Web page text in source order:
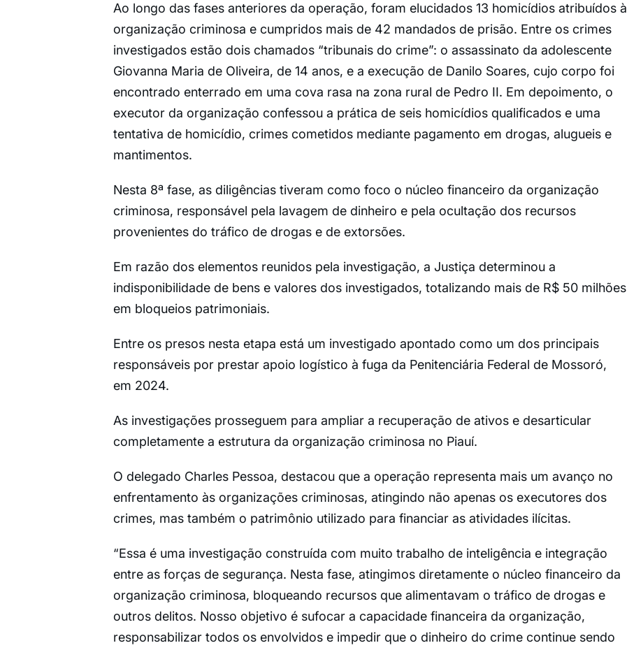
Ao longo das fases anteriores da operação, foram elucidados 13 homicídios atribuídos à
organização criminosa e cumpridos mais de 42 mandados de prisão. Entre os crimes
investigados estão dois chamados “tribunais do crime”: o assassinato da adolescente
Giovanna Maria de Oliveira, de 14 anos, e a execução de Danilo Soares, cujo corpo foi
encontrado enterrado em uma cova rasa na zona rural de Pedro II. Em depoimento, o
executor da organização confessou a prática de seis homicídios qualificados e uma
tentativa de homicídio, crimes cometidos mediante pagamento em drogas, alugueis e
mantimentos.
Nesta 8ª fase, as diligências tiveram como foco o núcleo financeiro da organização
criminosa, responsável pela lavagem de dinheiro e pela ocultação dos recursos
provenientes do tráfico de drogas e de extorsões.
Em razão dos elementos reunidos pela investigação, a Justiça determinou a
indisponibilidade de bens e valores dos investigados, totalizando mais de R$ 50 milhões
em bloqueios patrimoniais.
Entre os presos nesta etapa está um investigado apontado como um dos principais
responsáveis por prestar apoio logístico à fuga da Penitenciária Federal de Mossoró,
em 2024.
As investigações prosseguem para ampliar a recuperação de ativos e desarticular
completamente a estrutura da organização criminosa no Piauí.
O delegado Charles Pessoa, destacou que a operação representa mais um avanço no
enfrentamento às organizações criminosas, atingindo não apenas os executores dos
crimes, mas também o patrimônio utilizado para financiar as atividades ilícitas.
“Essa é uma investigação construída com muito trabalho de inteligência e integração
entre as forças de segurança. Nesta fase, atingimos diretamente o núcleo financeiro da
organização criminosa, bloqueando recursos que alimentavam o tráfico de drogas e
outros delitos. Nosso objetivo é sufocar a capacidade financeira da organização,
responsabilizar todos os envolvidos e impedir que o dinheiro do crime continue sendo